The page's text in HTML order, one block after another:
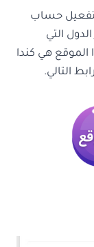
حساب
التي
الموقع هي كندا
التالي.